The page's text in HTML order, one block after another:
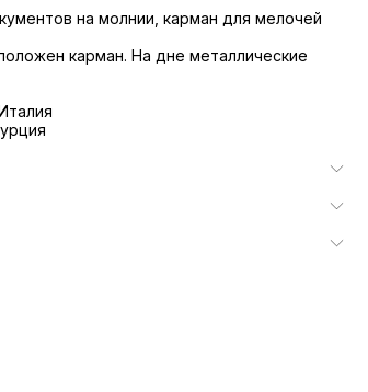
на молнии, карман для мелочей
карман. На дне металлические